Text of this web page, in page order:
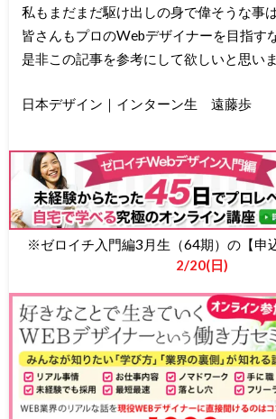
私もまだまだ駆け出しの身で偉そうな事
皆さんもプロのWebデザイナーを目指す
是非この記事を参考にして欲しいと思いま
日本デザイン｜インターン生 遠藤歩
※ゼロイチ入門編3月生（64期）の【申
2/20(日)